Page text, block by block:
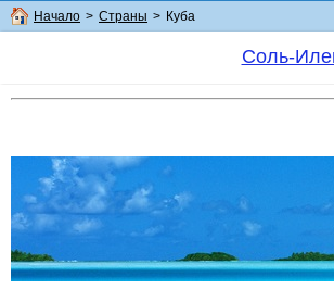
Начало > Страны > Куба
Соль-